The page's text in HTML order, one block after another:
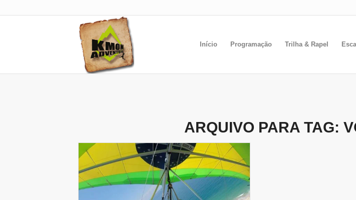
Início Programação Trilha & Rapel
ARQUIVO PARA TAG: